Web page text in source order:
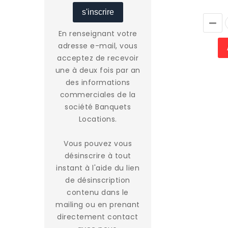
s'inscrire
En renseignant votre
adresse e-mail, vous
acceptez de recevoir
une à deux fois par an
des informations
commerciales de la
société Banquets
Locations.
Vous pouvez vous
désinscrire à tout
instant à l'aide du lien
de désinscription
contenu dans le
mailing ou en prenant
directement contact